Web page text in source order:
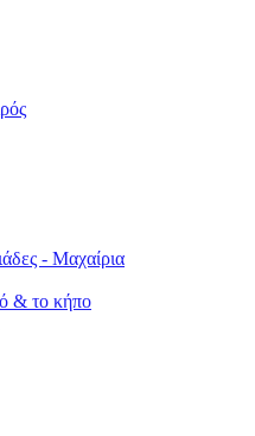
- Μαχαίρια
& το κήπο